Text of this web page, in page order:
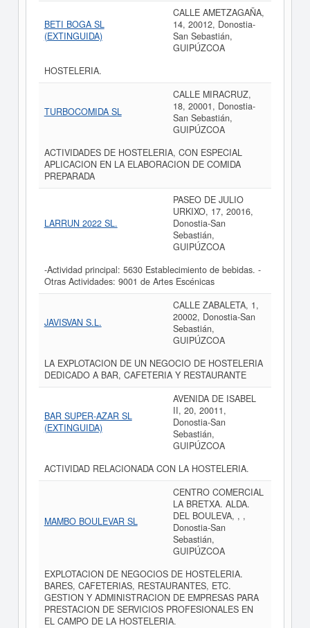
BETI BOGA SL
(EXTINGUIDA)
CALLE AMETZAGAÑA,
14, 20012, Donostia-
San Sebastián,
GUIPÚZCOA
HOSTELERIA.
TURBOCOMIDA SL
CALLE MIRACRUZ,
18, 20001, Donostia-
San Sebastián,
GUIPÚZCOA
ACTIVIDADES DE HOSTELERIA, CON ESPECIAL
APLICACION EN LA ELABORACION DE COMIDA
PREPARADA
LARRUN 2022 SL.
PASEO DE JULIO
URKIXO, 17, 20016,
Donostia-San
Sebastián,
GUIPÚZCOA
-Actividad principal: 5630 Establecimiento de bebidas. -
Otras Actividades: 9001 de Artes Escénicas
JAVISVAN S.L.
CALLE ZABALETA, 1,
20002, Donostia-San
Sebastián,
GUIPÚZCOA
LA EXPLOTACION DE UN NEGOCIO DE HOSTELERIA
DEDICADO A BAR, CAFETERIA Y RESTAURANTE
BAR SUPER-AZAR SL
(EXTINGUIDA)
AVENIDA DE ISABEL
II, 20, 20011,
Donostia-San
Sebastián,
GUIPÚZCOA
ACTIVIDAD RELACIONADA CON LA HOSTELERIA.
MAMBO BOULEVAR SL
CENTRO COMERCIAL
LA BRETXA. ALDA.
DEL BOULEVA, , ,
Donostia-San
Sebastián,
GUIPÚZCOA
EXPLOTACION DE NEGOCIOS DE HOSTELERIA.
BARES, CAFETERIAS, RESTAURANTES, ETC.
GESTION Y ADMINISTRACION DE EMPRESAS PARA
PRESTACION DE SERVICIOS PROFESIONALES EN
EL CAMPO DE LA HOSTELERIA.